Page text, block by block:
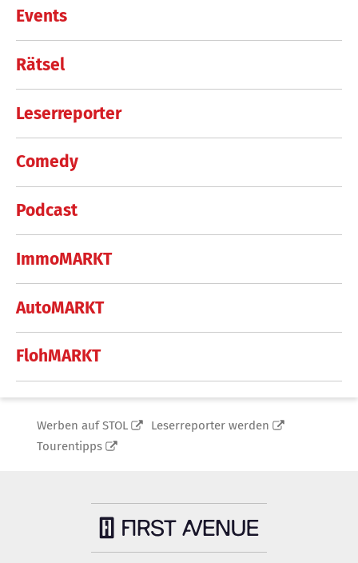
Events
Rätsel
Leserreporter
Comedy
Podcast
ImmoMARKT
AutoMARKT
FlohMARKT
Werben auf STOL
Leserreporter werden
Tourentipps